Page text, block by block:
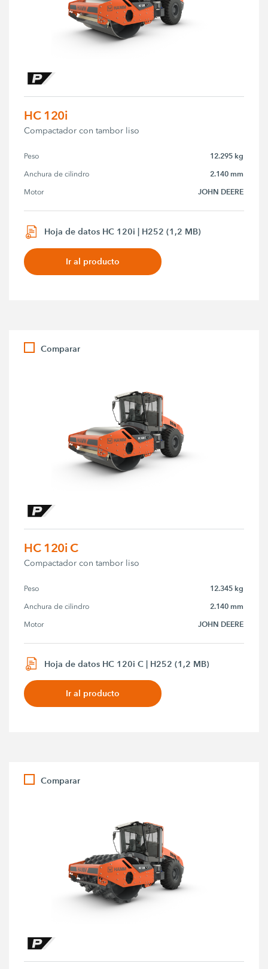
HC 120i
Compactador con tambor liso
Peso 12.295 kg
Anchura de cilindro 2.140 mm
Motor JOHN DEERE
Hoja de datos HC 120i | H252 (1,2 MB)
Ir al producto
Comparar
HC 120i C
Compactador con tambor liso
Peso 12.345 kg
Anchura de cilindro 2.140 mm
Motor JOHN DEERE
Hoja de datos HC 120i C | H252 (1,2 MB)
Ir al producto
Comparar